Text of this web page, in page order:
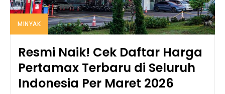
MINYAK
Resmi Naik! Cek Daftar Harga
Pertamax Terbaru di Seluruh
Indonesia Per Maret 2026